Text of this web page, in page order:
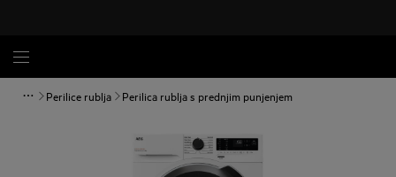
Perilice rublja Perilica rublja s prednjim punjenjem